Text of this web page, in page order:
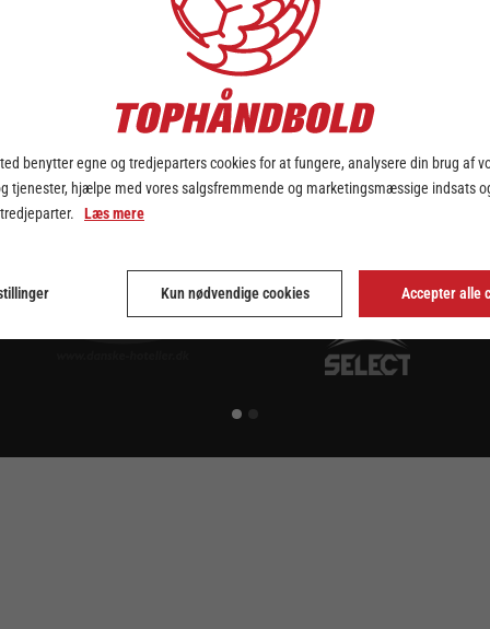
benytter egne og tredjeparters cookies for at fungere, analysere din brug af
tjenester, hjælpe med vores salgsfremmende og marketingsmæssige indsats
Læs mere
Kun nødvendige cookies Accepter alle